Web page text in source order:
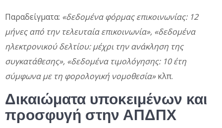
Παραδείγματα: «δεδομένα φόρμας επικοινωνίας: 12
μήνες από την τελευταία επικοινωνία», «δεδομένα
ηλεκτρονικού δελτίου: μέχρι την ανάκληση της
συγκατάθεσης», «δεδομένα τιμολόγησης: 10 έτη
σύμφωνα με τη φορολογική νομοθεσία»κλπ.
Δικαιώματα υποκειμένων και
προσφυγή στην ΑΠΔΠΧ